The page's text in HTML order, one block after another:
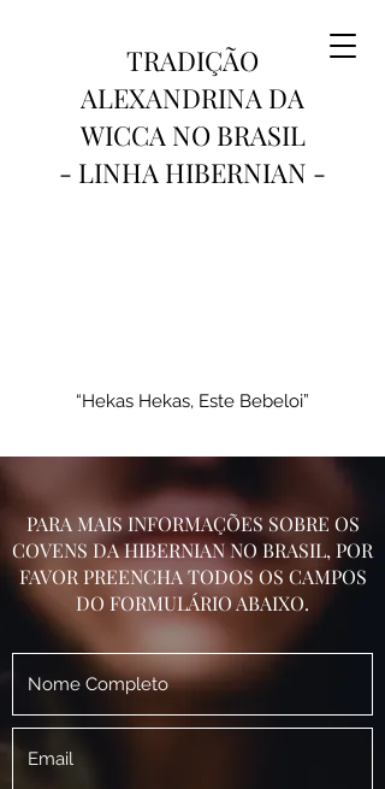
TRADIÇÃO
ALEXANDRINA DA
WICCA NO BRASIL
- LINHA HIBERNIAN -
“Hekas Hekas, Este Bebeloi”
PARA MAIS INFORMAÇÕES SOBRE OS
COVENS DA HIBERNIAN NO BRASIL, POR
FAVOR PREENCHA TODOS OS CAMPOS
DO FORMULÁRIO ABAIXO.